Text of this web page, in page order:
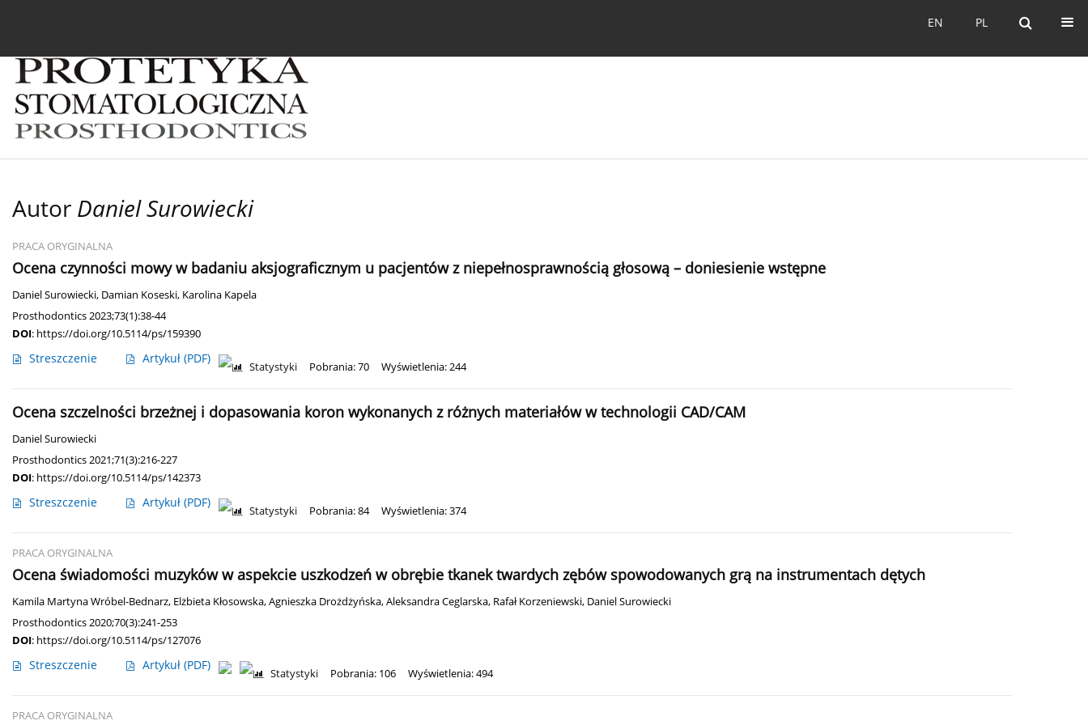
PL
EN PL
EN
Autor Daniel Surowiecki
PRACA ORYGINALNA
Ocena czynności mowy w badaniu aksjograficznym u pacjentów z niepełnosprawnością głosową – doniesienie wstępne
Daniel Surowiecki, Damian Koseski, Karolina Kapela
Prosthodontics 2023;73(1):38-44
DOI: https://doi.org/10.5114/ps/159390
Streszczenie Artykuł (PDF)
Statystyki Pobrania: 70 Wyświetlenia: 244
Ocena szczelności brzeżnej i dopasowania koron wykonanych z różnych materiałów w technologii CAD/CAM
Daniel Surowiecki
Prosthodontics 2021;71(3):216-227
DOI: https://doi.org/10.5114/ps/142373
Streszczenie Artykuł (PDF)
Statystyki Pobrania: 84 Wyświetlenia: 374
PRACA ORYGINALNA
Ocena świadomości muzyków w aspekcie uszkodzeń w obrębie tkanek twardych zębów spowodowanych grą na instrumentach dętych
Kamila Martyna Wróbel-Bednarz, Elżbieta Kłosowska,Agnieszka Drożdżyńska,Aleksandra Ceglarska, Rafał Korzeniewski, Daniel Surowiecki
Prosthodontics 2020;70(3):241-253
DOI: https://doi.org/10.5114/ps/127076
Streszczenie Artykuł (PDF)
Statystyki Pobrania: 106 Wyświetlenia: 494
PRACA ORYGINALNA